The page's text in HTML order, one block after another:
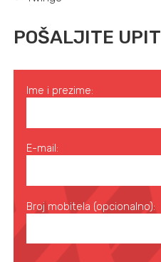
POŠALJITE UPIT
Ime i prezime:
E-mail:
Broj mobitela (opcionalno):